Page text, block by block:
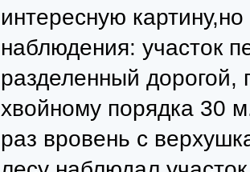
интересную
наблюдения: участок
разделенный дорогой,
хвойному порядка 30
раз вровень с